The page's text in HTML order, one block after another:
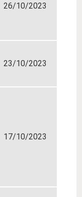
26/10/2023
23/10/2023
17/10/2023